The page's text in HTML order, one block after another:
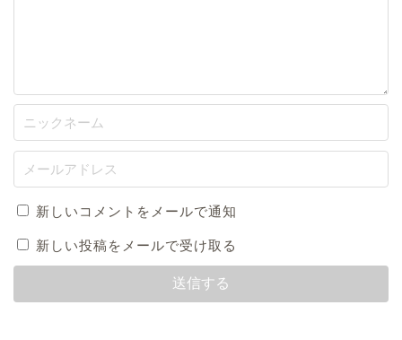
新しいコメントをメールで通知
新しい投稿をメールで受け取る